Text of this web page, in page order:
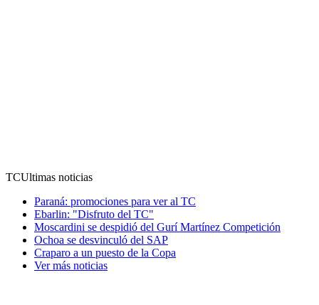
TCUltimas noticias
Paraná: promociones para ver al TC
Ebarlin: "Disfruto del TC"
Moscardini se despidió del Gurí Martínez Competición
Ochoa se desvinculó del SAP
Craparo a un puesto de la Copa
Ver más noticias